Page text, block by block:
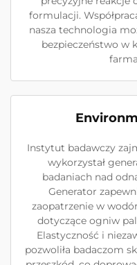
formulacji.
nasza technologia
bezpieczeństwo w
Instytut badawczy
wykorzystał
badaniach nad
Generator
zaopatrzenie w
dotyczące ogniw
Elastyczność i
pozwoliła badaczom